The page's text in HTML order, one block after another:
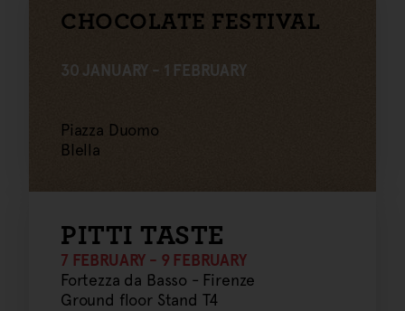
CHOCOLATE FESTIVAL
30 JANUARY - 1 FEBRUARY
Piazza Duomo
BIella
PITTI TASTE
7 FEBRUARY - 9 FEBRUARY
Fortezza da Basso - Firenze
Ground floor Stand T4